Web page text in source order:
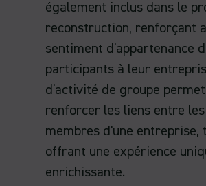
également inclus dans le
reconstruction, renforçant
sentiment d'appartenance
participants à leur
d'activité de groupe
renforcer les liens entre
membres d'une entreprise,
offrant une expérience
enrichissante.